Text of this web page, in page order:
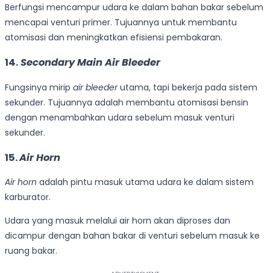
Berfungsi mencampur udara ke dalam bahan bakar sebelum
mencapai venturi primer. Tujuannya untuk membantu
atomisasi dan meningkatkan efisiensi pembakaran.
14.Secondary Main Air Bleeder
Fungsinya mirip air bleederutama, tapi bekerja pada sistem
sekunder. Tujuannya adalah membantu atomisasi bensin
dengan menambahkan udara sebelum masuk venturi
sekunder.
15.Air Horn
Air horn adalah pintu masuk utama udara ke dalam sistem
karburator.
Udara yang masuk melalui air horn akan diproses dan
dicampur dengan bahan bakar di venturi sebelum masuk ke
ruang bakar.